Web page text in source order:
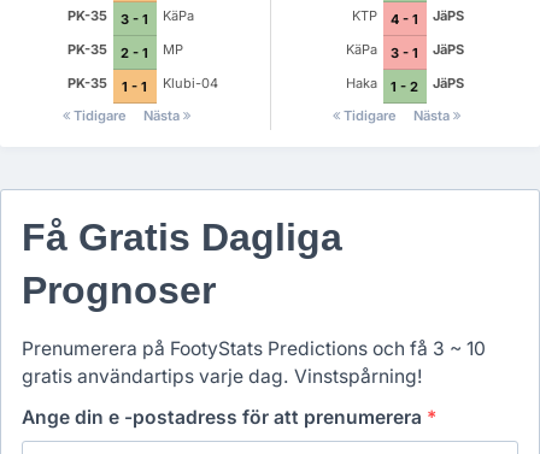
PK-35
3 - 1
KäPa
PK-35
2 - 1
MP
PK-35
1 - 1
Klubi-04
Tidigare
Nästa
KTP
4 - 1
JäPS
KäPa
3 - 1
JäPS
Haka
1 - 2
JäPS
Tidigare
Nästa
Få Gratis Dagliga
Prognoser
Prenumerera på FootyStats Predictions och få 3 ~ 10
gratis användartips varje dag. Vinstspårning!
Ange din e -postadress för att prenumerera *